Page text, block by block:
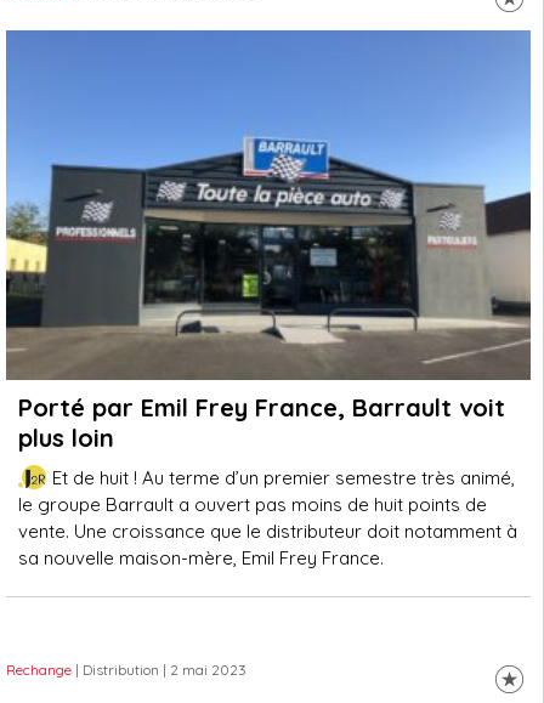
Porté par Emil Frey France, Barrault voit
plus loin
Et de huit ! Au terme d’un premier semestre très animé,
le groupe Barrault a ouvert pas moins de huit points de
vente. Une croissance que le distributeur doit notamment à
sa nouvelle maison-mère, Emil Frey France.
Rechange | Distribution | 2 mai 2023